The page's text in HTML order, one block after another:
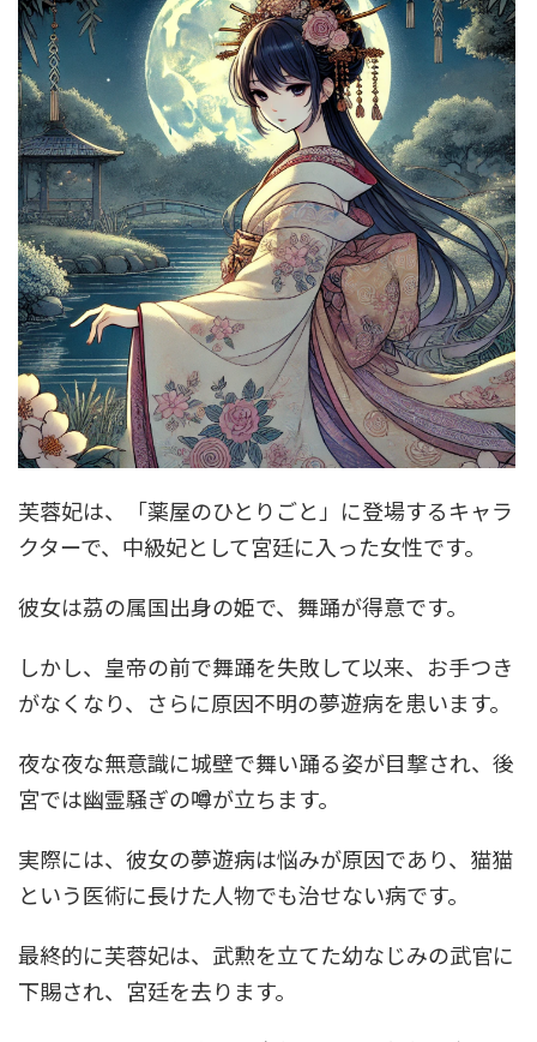
芙蓉妃は、「薬屋のひとりごと」に登場するキャラ
クターで、中級妃として宮廷に入った女性です。
彼女は茘の属国出身の姫で、舞踊が得意です。
しかし、皇帝の前で舞踊を失敗して以来、お手つき
がなくなり、さらに原因不明の夢遊病を患います。
夜な夜な無意識に城壁で舞い踊る姿が目撃され、後
宮では幽霊騒ぎの噂が立ちます。
実際には、彼女の夢遊病は悩みが原因であり、猫猫
という医術に長けた人物でも治せない病です。
最終的に芙蓉妃は、武勲を立てた幼なじみの武官に
下賜され、宮廷を去ります。